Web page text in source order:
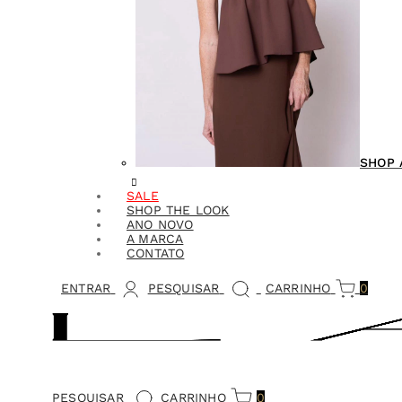
SHOP
SALE
SHOP THE LOOK
ANO NOVO
A MARCA
CONTATO
ENTRAR PESQUISAR CARRINHO 0
PESQUISAR CARRINHO 0